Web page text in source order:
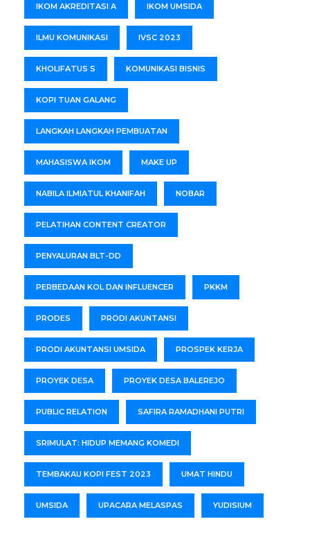
IKOM AKREDITASI A IKOM UMSIDA
ILMU KOMUNIKASI IVSC 2023
KHOLIFATUS S KOMUNIKASI BISNIS
KOPI TUAN GALANG
LANGKAH LANGKAH PEMBUATAN
MAHASISWA IKOM MAKE UP
NABILA ILMIATUL KHANIFAH NOBAR
PELATIHAN CONTENT CREATOR
PENYALURAN BLT-DD
PERBEDAAN KOL DAN INFLUENCER PKKM
PRODES PRODI AKUNTANSI
PRODI AKUNTANSI UMSIDA PROSPEK KERJA
PROYEK DESA PROYEK DESA BALEREJO
PUBLIC RELATION SAFIRA RAMADHANI PUTRI
SRIMULAT: HIDUP MEMANG KOMEDI
TEMBAKAU KOPI FEST 2023 UMAT HINDU
UMSIDA UPACARA MELASPAS YUDISIUM